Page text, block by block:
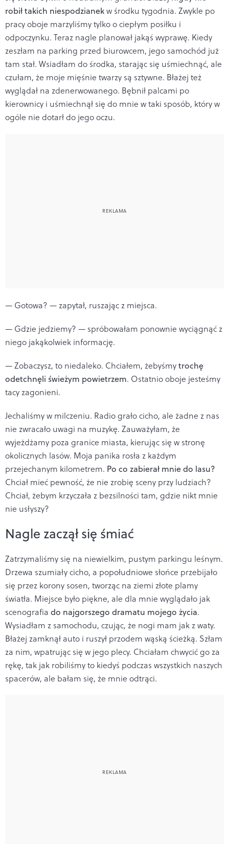
robił takich niespodzianekw środku tygodnia. Zwykle po
pracy oboje marzyliśmy tylko o ciepłym posiłku i
odpoczynku. Teraz nagle planował jakąś wyprawę. Kiedy
zeszłam na parking przed biurowcem, jego samochód już
tam stał. Wsiadłam do środka, starając się uśmiechnąć, ale
czułam, że moje mięśnie twarzy są sztywne. Błażej też
wyglądał na zdenerwowanego. Bębnił palcami po
kierownicy i uśmiechnął się do mnie w taki sposób, który w
ogóle nie dotarł do jego oczu.
— Gotowa? — zapytał, ruszając z miejsca.
— Gdzie jedziemy? — spróbowałam ponownie wyciągnąć z
niego jakąkolwiek informację.
— Zobaczysz, to niedaleko. Chciałem, żebyśmytrochę
odetchnęli świeżym powietrzem. Ostatnio oboje jesteśmy
tacy zagonieni.
Jechaliśmy w milczeniu. Radio grało cicho, ale żadne z nas
nie zwracało uwagi na muzykę. Zauważyłam, że
wyjeżdżamy poza granice miasta, kierując się w stronę
okolicznych lasów. Moja panika rosła z każdym
przejechanym kilometrem. Po co zabierał mnie do lasu?
Chciał mieć pewność, że nie zrobię sceny przy ludziach?
Chciał, żebym krzyczała z bezsilności tam, gdzie nikt mnie
nie usłyszy?
Nagle zaczął się śmiać
Zatrzymaliśmy się na niewielkim, pustym parkingu leśnym.
Drzewa szumiały cicho, a popołudniowe słońce przebijało
się przez korony sosen, tworząc na ziemi złote plamy
światła. Miejsce było piękne, ale dla mnie wyglądało jak
scenografia do najgorszego dramatu mojego życia.
Wysiadłam z samochodu, czując, że nogi mam jak z waty.
Błażej zamknął auto i ruszył przodem wąską ścieżką. Szłam
za nim, wpatrując się w jego plecy. Chciałam chwycić go za
rękę, tak jak robiliśmy to kiedyś podczas wszystkich naszych
spacerów, ale bałam się, że mnie odtrąci.